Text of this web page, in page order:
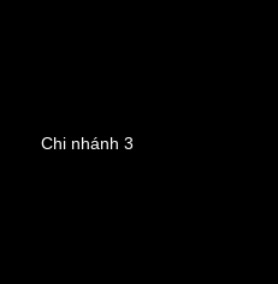
Chi nhánh 3